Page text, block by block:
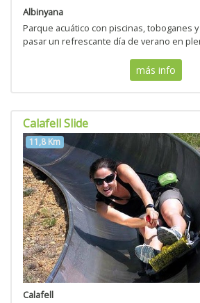
Albinyana
Parque acuático con piscinas, toboganes
pasar un refrescante día de verano en
más info
Calafell Slide
11,8 Km
Calafell